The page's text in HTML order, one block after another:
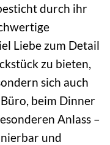
durch ihr
Liebe zum Detail
zu bieten,
sich auch
beim Dinner
Anlass –
und